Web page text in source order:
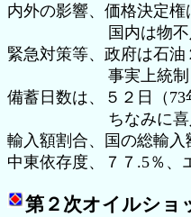
内外の影響、価格決定
国内は物不足へ
緊急対策等、政府は石
事実上統制して
備蓄日数は、５２日（73
ちなみに喜入備
輸入額割合、国の総輸入
中東依存度、７７.5％、
第２次オイルショ